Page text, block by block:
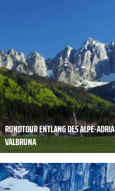
RUNDTOUR ENTLANG DES ALPE-
VALBRUNA